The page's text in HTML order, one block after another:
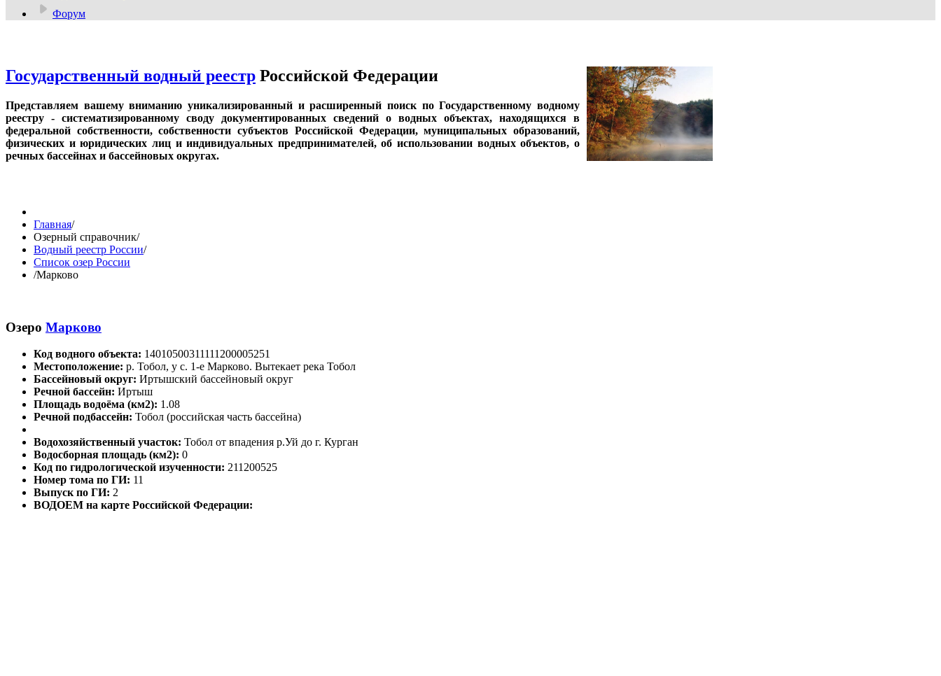
Форум
Государственный водный реестр Российской Федерации
Представляем вашему вниманию уникализированный и расширенный поиск по Государственному водному
реестру - систематизированному своду документированных сведений о водных объектах, находящихся в
федеральной собственности, собственности субъектов Российской Федерации, муниципальных образований,
физических и юридических лиц и индивидуальных предпринимателей, об использовании водных объектов, о
речных бассейнах и бассейновых округах.
Главная/
Озерный справочник/
Водный реестр России/
Список озер России
/Марково
Озеро Марково
Код водного объекта: 14010500311111200005251
Местоположение: р. Тобол, у с. 1-е Марково. Вытекает река Тобол
Бассейновый округ: Иртышский бассейновый округ
Речной бассейн: Иртыш
Площадь водоёма (км2): 1.08
Речной подбассейн: Тобол (российская часть бассейна)
Водохозяйственный участок: Тобол от впадения р.Уй до г. Курган
Водосборная площадь (км2): 0
Код по гидрологической изученности: 211200525
Номер тома по ГИ: 11
Выпуск по ГИ: 2
ВОДОЕМ на карте Российской Федерации: